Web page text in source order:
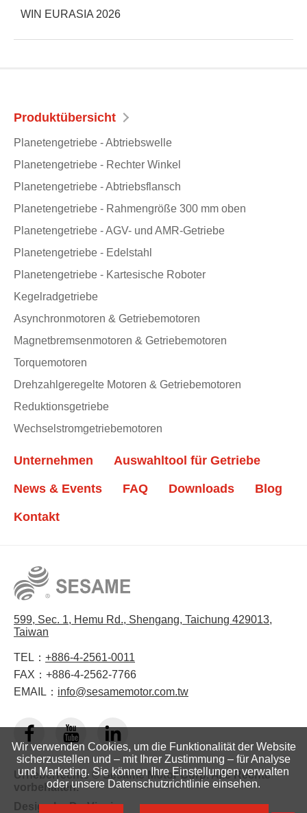
WIN EURASIA 2026
Wir verwenden Cookies, um die Funktionalität der Website
sicherzustellen und – mit Ihrer Zustimmung – für Analyse
und Marketing. Sie können Ihre Einstellungen verwalten
oder unsere Datenschutzrichtlinie einsehen.
Produktübersicht
Planetengetriebe - Abtriebswelle
Planetengetriebe - Rechter Winkel
Planetengetriebe - Abtriebsflansch
Planetengetriebe - Rahmengröße 300 mm oben
Planetengetriebe - AGV- und AMR-Getriebe
Planetengetriebe - Edelstahl
Planetengetriebe - Kartesische Roboter
Kegelradgetriebe
Asynchronmotoren & Getriebemotoren
Magnetbremsenmotoren & Getriebemotoren
Torquemotoren
Drehzahlgeregelte Motoren & Getriebemotoren
Reduktionsgetriebe
Wechselstromgetriebemotoren
Unternehmen Auswahltool für Getriebe
News & Events FAQ Downloads Blog
Kontakt
599, Sec. 1, Hemu Rd., Shengang, Taichung 429013,
Taiwan
TEL： +886-4-2561-0011
FAX： +886-4-2562-7766
EMAIL： info@sesamemotor.com.tw
Urheberrechte © Sesame Motor Corp. Alle Rechte
vorbehalten.
Design byDa-Vinci